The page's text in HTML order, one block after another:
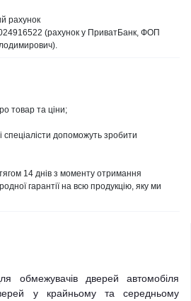
обмежувачів дверей автомобіля
у крайньому та середньому
рахунок
(рахунок у ПриватБанк, ФОП
товар та ціни;
допоможуть зробити
14 днів з моменту отримання
гарантії на всю продукцію, яку ми